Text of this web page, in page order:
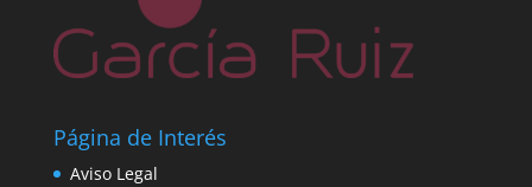
Página de Interés
Aviso Legal